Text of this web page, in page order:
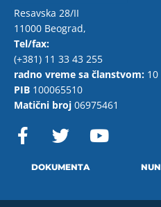
Resavska 28/II
11000 Beograd,
Tel/fax:
(+381) 11 33 43 255
radno vreme sa članstvom: 10
PIB 100065510
Matični broj 06975461
F
a w
t
o
DOKUMENTA